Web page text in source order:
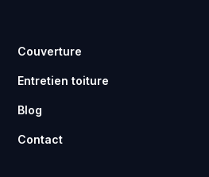
Couverture
Entretien toiture
Blog
Contact